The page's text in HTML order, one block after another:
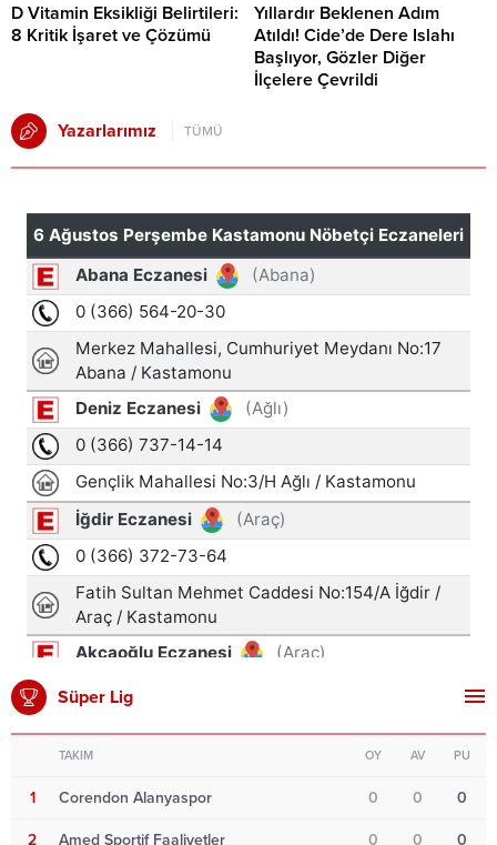
D Vitamin Eksikliği Belirtileri:
8 Kritik İşaret ve Çözümü
Yıllardır Beklenen Adım
Atıldı! Cide’de Dere Islahı
Başlıyor, Gözler Diğer
İlçelere Çevrildi
Yazarlarımız TÜMÜ
Süper Lig
TAKIM OY AV PU
1 Corendon Alanyaspor 0 0 0
2 Amed Sportif Faaliyetler 0 0 0